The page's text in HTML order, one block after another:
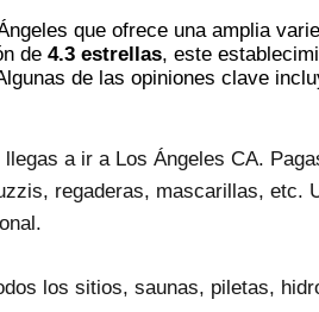
que ofrece una amplia
de 4.3 estrellas, este
de las opiniones clave
a ir a Los Ángeles CA.
regaderas, mascarillas, etc.
los sitios, saunas, piletas,